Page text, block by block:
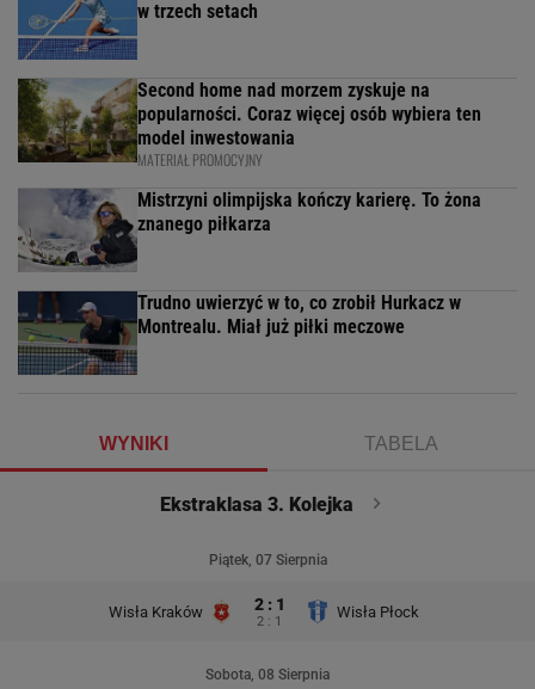
w trzech setach
Second home nad morzem zyskuje na
popularności. Coraz więcej osób wybiera ten
model inwestowania
MATERIAŁ PROMOCYJNY
Mistrzyni olimpijska kończy karierę. To żona
znanego piłkarza
Trudno uwierzyć w to, co zrobił Hurkacz w
Montrealu. Miał już piłki meczowe
WYNIKI TABELA
Ekstraklasa 3. Kolejka
Piątek, 07 Sierpnia
Wisła Kraków 2 : 1
2 : 1
Wisła Płock
Sobota, 08 Sierpnia